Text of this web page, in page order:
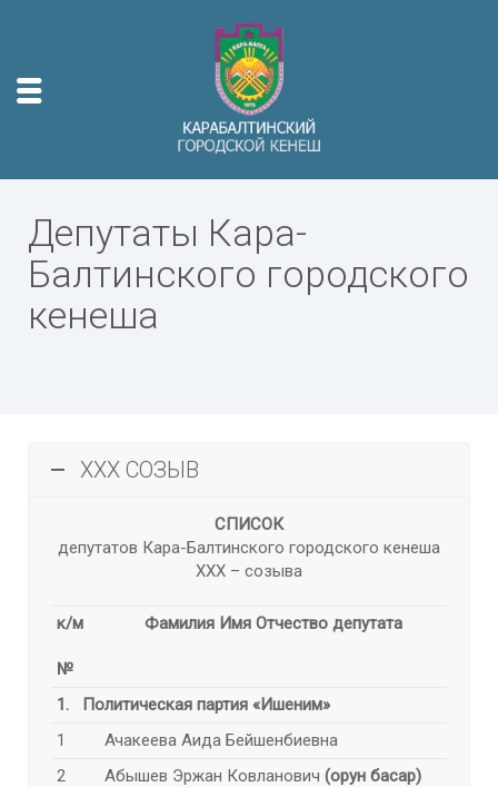
Депутаты Кара-
Балтинского городского
кенеша
XXX СОЗЫВ
СПИСОК
депутатов Кара-Балтинского городского кенеша
XXX – созыва
к/м
№
Фамилия Имя Отчество депутата
1. Политическая партия «Ишеним»
1
Ачакеева Аида Бейшенбиевна
2
Абышев Эржан Ковланович (орун басар)